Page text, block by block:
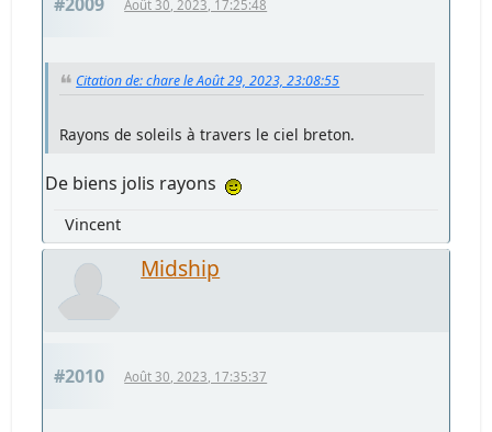
Août 30, 2023, 17:25:48
Citation de: chare le Août 29, 2023, 23:08:55
Rayons de soleils à travers le ciel breton.
De biens jolis rayons
Vincent
Midship
#2010 Août 30, 2023, 17:35:37